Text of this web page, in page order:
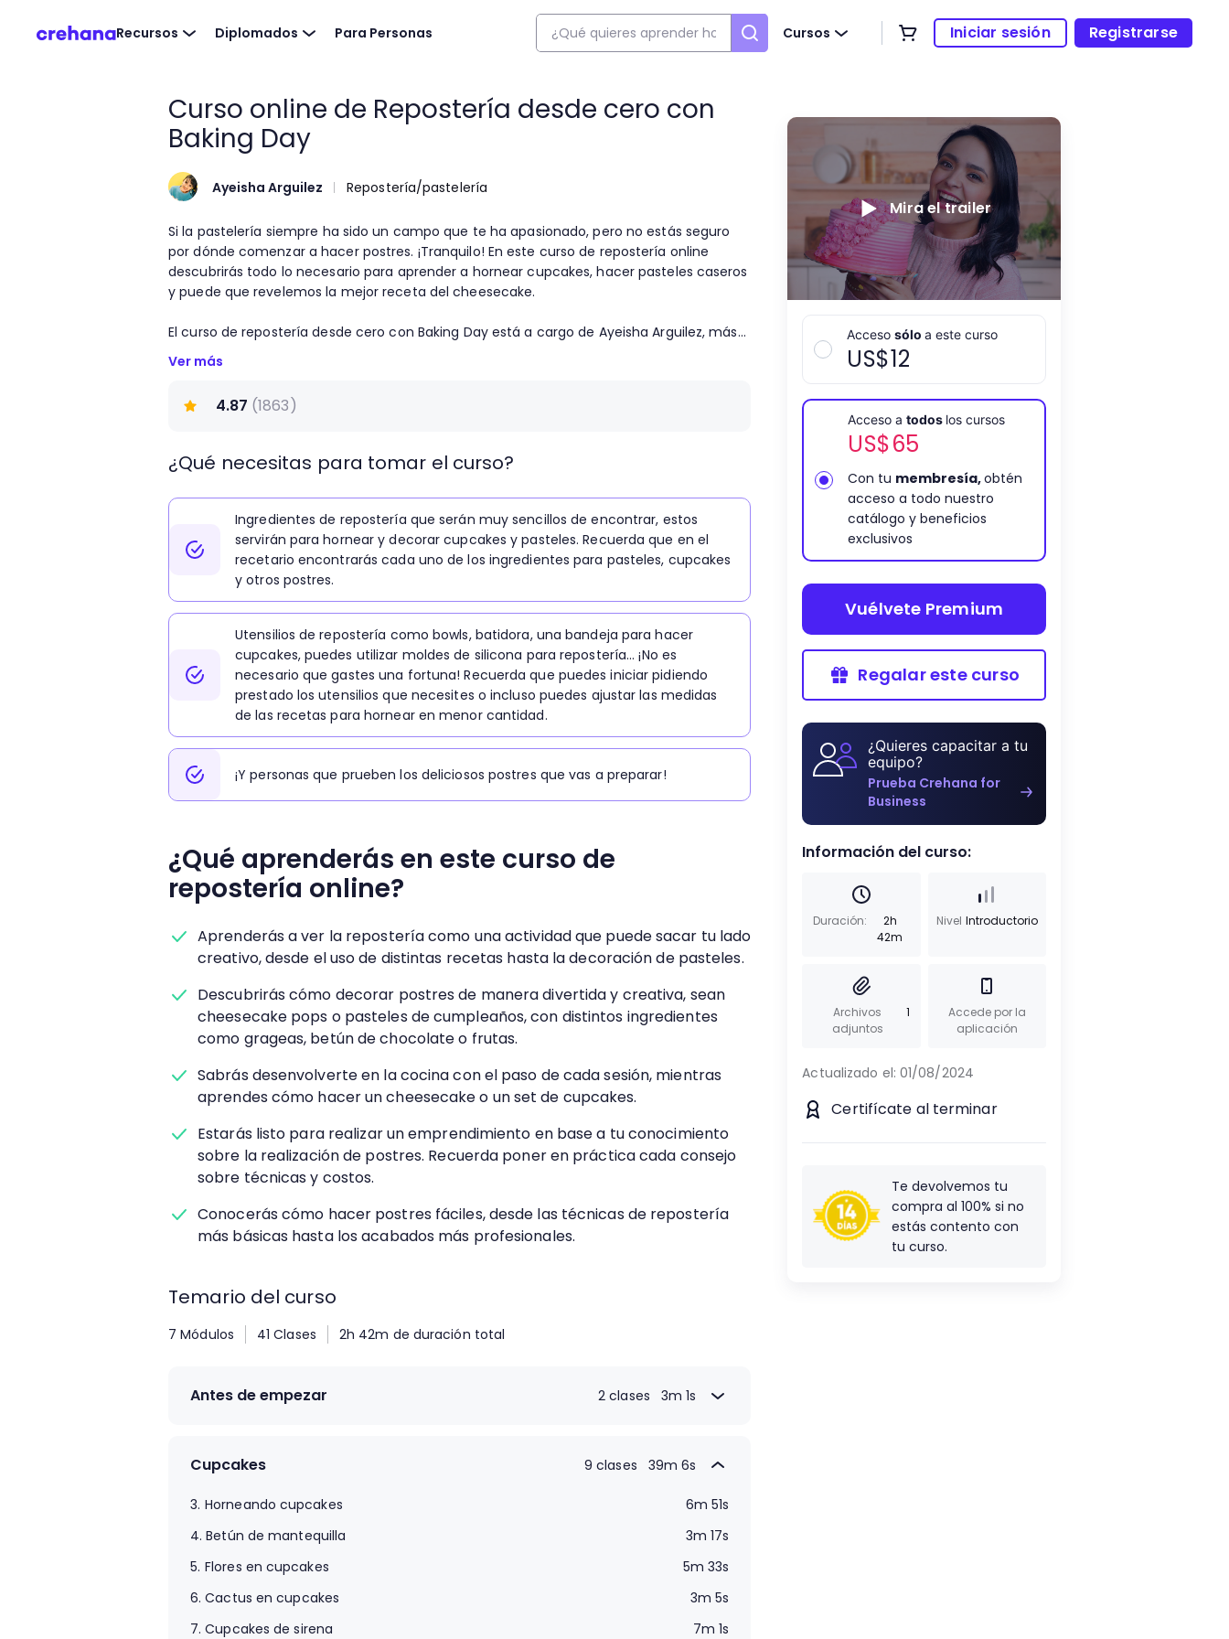
Recursos Diplomados Para Personas Cursos Iniciar sesión Registrarse
Curso online de Repostería desde cero con
Baking Day
Ayeisha Arguilez Repostería/pastelería
Si la pastelería siempre ha sido un campo que te ha apasionado, pero no estás seguro
por dónde comenzar a hacer postres. ¡Tranquilo! En este curso de repostería online
descubrirás todo lo necesario para aprender a hornear cupcakes, hacer pasteles caseros
y puede que revelemos la mejor receta del cheesecake.
El curso de repostería desde cero con Baking Day está a cargo de Ayeisha Arguilez, más
conocida por el exitoso canal de Youtube 'Baking Day'. Junto a ella, aprenderás la
hablaremos, incluso, de pastelería creativa.
pero la aventura no acaba ahí. Después del horneado, aprenderás a preparar betún de
mantequilla para decorar estos pequeños pastelillos. Además, tendrás un recetario para
realizar cheseecake, cheseecake pops, pasteles básicos y decorados, galletas y un
glaseado espejo.
Después de este curso de repostería y pastelería online con Crehana, estarás preparado
para realizar pasteles de cumpleaños, ¡habrás pasado de la pastelería básica a realizar
decoraciones profesionales! Recuerda que, a medida que vayas realizando cada una de
estas recetas, puedes ir compartiendo tus resultados en redes sociales. ¡Nos encantará
ver tu progreso!
Ver más
4.87 (1863)
¿Qué necesitas para tomar el curso?
Ingredientes de repostería que serán muy sencillos de encontrar, estos
servirán para hornear y decorar cupcakes y pasteles. Recuerda que en el
recetario encontrarás cada uno de los ingredientes para pasteles, cupcakes
y otros postres.
Utensilios de repostería como bowls, batidora, una bandeja para hacer
cupcakes, puedes utilizar moldes de silicona para repostería... ¡No es
necesario que gastes una fortuna! Recuerda que puedes iniciar pidiendo
prestado los utensilios que necesites o incluso puedes ajustar las medidas
de las recetas para hornear en menor cantidad.
¡Y personas que prueben los deliciosos postres que vas a preparar!
¿Qué aprenderás en este curso de
repostería online?
Aprenderás a ver la repostería como una actividad que puede sacar tu lado
creativo, desde el uso de distintas recetas hasta la decoración de pasteles.
Descubrirás cómo decorar postres de manera divertida y creativa, sean
cheesecake pops o pasteles de cumpleaños, con distintos ingredientes
como grageas, betún de chocolate o frutas.
Sabrás desenvolverte en la cocina con el paso de cada sesión, mientras
aprendes cómo hacer un cheesecake o un set de cupcakes.
Estarás listo para realizar un emprendimiento en base a tu conocimiento
sobre la realización de postres. Recuerda poner en práctica cada consejo
sobre técnicas y costos.
Conocerás cómo hacer postres fáciles, desde las técnicas de repostería
más básicas hasta los acabados más profesionales.
Temario del curso
7 Módulos 41 Clases 2h 42m de duración total
Antes de empezar 2 clases
3m 1s
Cupcakes 9 clases 39m 6s
3. Horneando cupcakes
6m 51s
4. Betún de mantequilla
3m 17s
5. Flores en cupcakes
5m 33s
6. Cactus en cupcakes
3m 5s
7. Cupcakes de sirena
7m 1s
Mira el trailer
Accesosóloa este curso
US$12
Acceso atodos los cursos
US$65
Con tu membresía,obtén
acceso a todo nuestro
catálogo y beneficios
exclusivos
Vuélvete Premium
Regalar este curso
¿Quieres capacitar a tu
equipo?
Prueba Crehana for
Business
Información del curso:
Duración:
2h
42m
Nivel Introductorio
Archivos
adjuntos
1
Accede por la
aplicación
Actualizado el: 01/08/2024
Certifícate al terminar
Te devolvemos tu
compra al 100% si no
estás contento con
tu curso.